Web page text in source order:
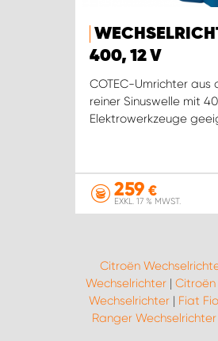
400, 12 V
COTEC-Umrichter aus
reiner Sinuswelle mit
Elektrowerkzeuge
259 €
EXKL. 17 % MWST.
Citroën
Wechselrichter | Citroën
Wechselrichter | Fiat
Ranger Wechselrichter